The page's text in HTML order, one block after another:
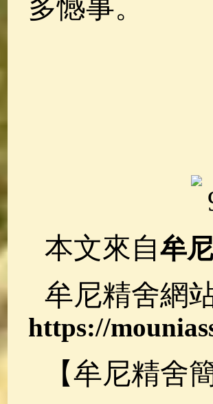
多憾事。
本文來自牟
牟尼精舍網
https://
【牟尼精舍